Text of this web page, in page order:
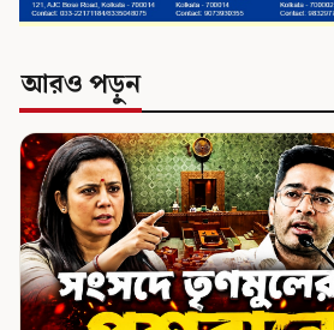
আরও পড়ুন